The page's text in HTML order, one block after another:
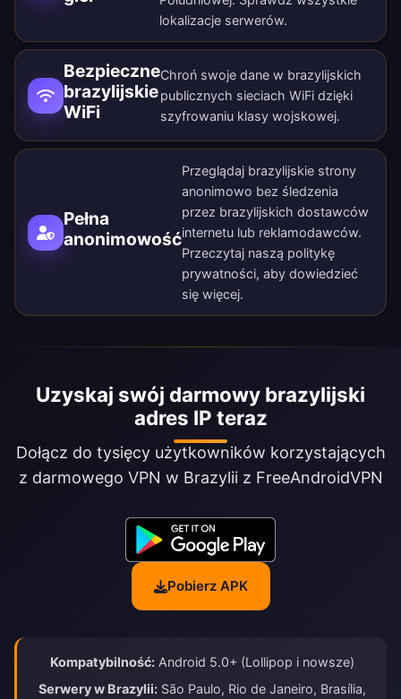
lokalizacje serwerów.
Bezpieczne
brazylijskie
WiFi
Chroń swoje dane w brazylijskich
publicznych sieciach WiFi dzięki
szyfrowaniu klasy wojskowej.
Pełna
anonimowość
Przeglądaj brazylijskie strony
anonimowo bez śledzenia
przez brazylijskich dostawców
internetu lub reklamodawców.
Przeczytaj naszą politykę
prywatności, aby dowiedzieć
się więcej.
Uzyskaj swój darmowy brazylijski
adres IP teraz
Dołącz do tysięcy użytkowników korzystających
z darmowego VPN w Brazylii z FreeAndroidVPN
Pobierz APK
Kompatybilność:Android 5.0+ (Lollipop i nowsze)
Serwery w Brazylii:São Paulo, Rio de Janeiro, Brasília,